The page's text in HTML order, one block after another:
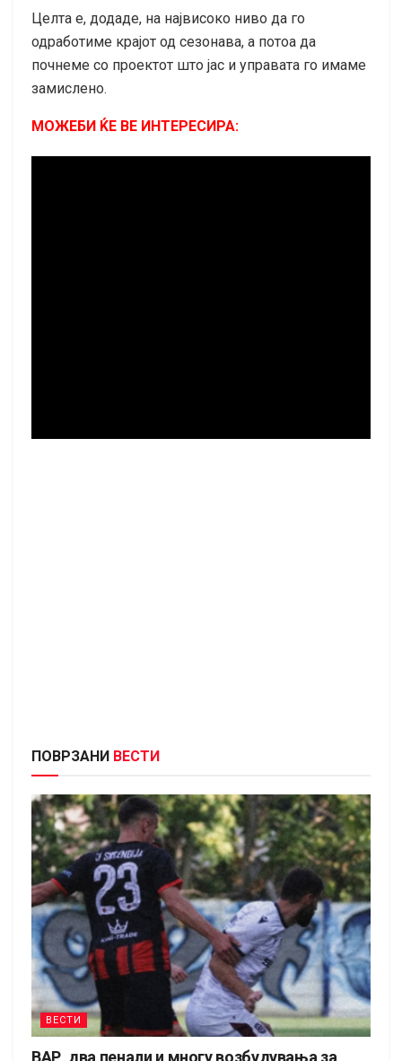
Целта е, додаде, на највисоко ниво да го
одработиме крајот од сезонава, а потоа да
почнеме со проектот што јас и управата го имаме
замислено.
МОЖЕБИ ЌЕ ВЕ ИНТЕРЕСИРА:
ПОВРЗАНИ ВЕСТИ
ВЕСТИ
ВАР, два пенали и многу возбудувања за